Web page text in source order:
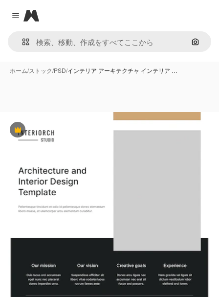
Close menu
Magnific
画像で
ホーム/ストック/PSD/インテリア アーキテクチャ インテリア …
Premium